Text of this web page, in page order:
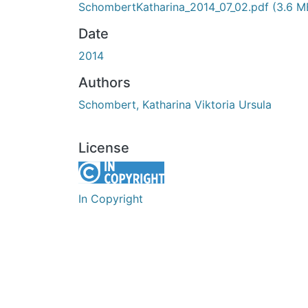
SchombertKatharina_2014_07_02.pdf (3.6
Date
2014
Authors
Schombert, Katharina Viktoria Ursula
License
In Copyright